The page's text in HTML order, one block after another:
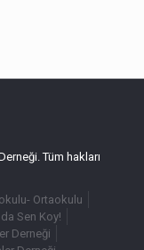
Tüm hakları
Ortaokulu
Sen Koy!
Derneği